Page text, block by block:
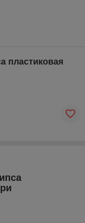
пластиковая